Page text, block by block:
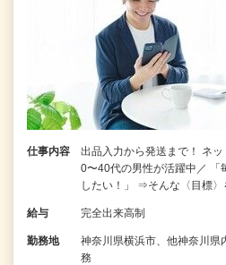
仕事内容
出品入力から発送まで！ ネ
0〜40代の男性が活躍中／ 「
したい！」 ⇒そんな〈目標
給与 完全出来高制
勤務地
神奈川県横浜市、他神奈川
務